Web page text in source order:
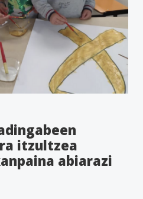
itzultzea
abiarazi